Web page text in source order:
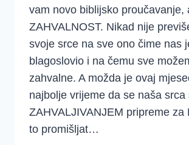
vam novo biblijsko proučavanje,
ZAHVALNOST. Nikad nije
svoje srce na sve ono čime nas
blagoslovio i na čemu sve
zahvalne. A možda je ovaj
najbolje vrijeme da se naša srca
ZAHVALJIVANJEM pripreme za
to promišljat…